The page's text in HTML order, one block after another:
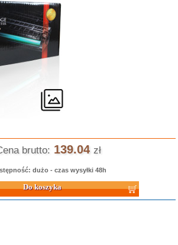
brutto: 139.04 zł
dużo - czas wysyłki 48h